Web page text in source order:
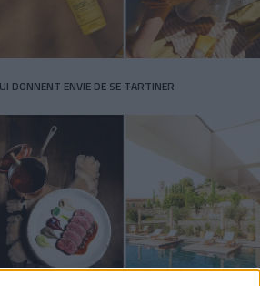
DONNENT ENVIE DE SE TARTINER